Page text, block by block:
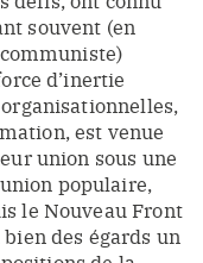
souvent (en
d’inertie
est venue
union sous une
populaire,
le Nouveau Front
des égards un